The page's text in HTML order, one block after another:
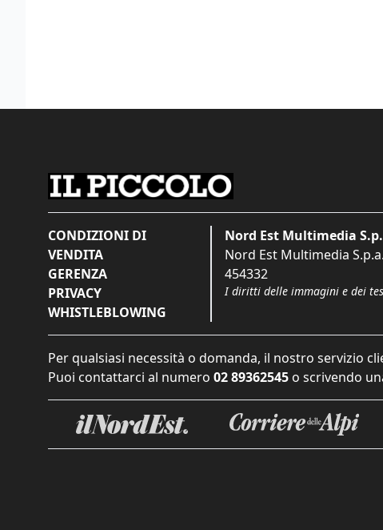
CONDIZIONI DI
VENDITA
GERENZA
PRIVACY
WHISTLEBLOWING
Nord Est Multimedia
Nord Est Multimedia
454332
I diritti delle immagini e dei
Per qualsiasi necessità o domanda, il nostro servizio
Puoi contattarci al numero 02 89362545 o scrivendo